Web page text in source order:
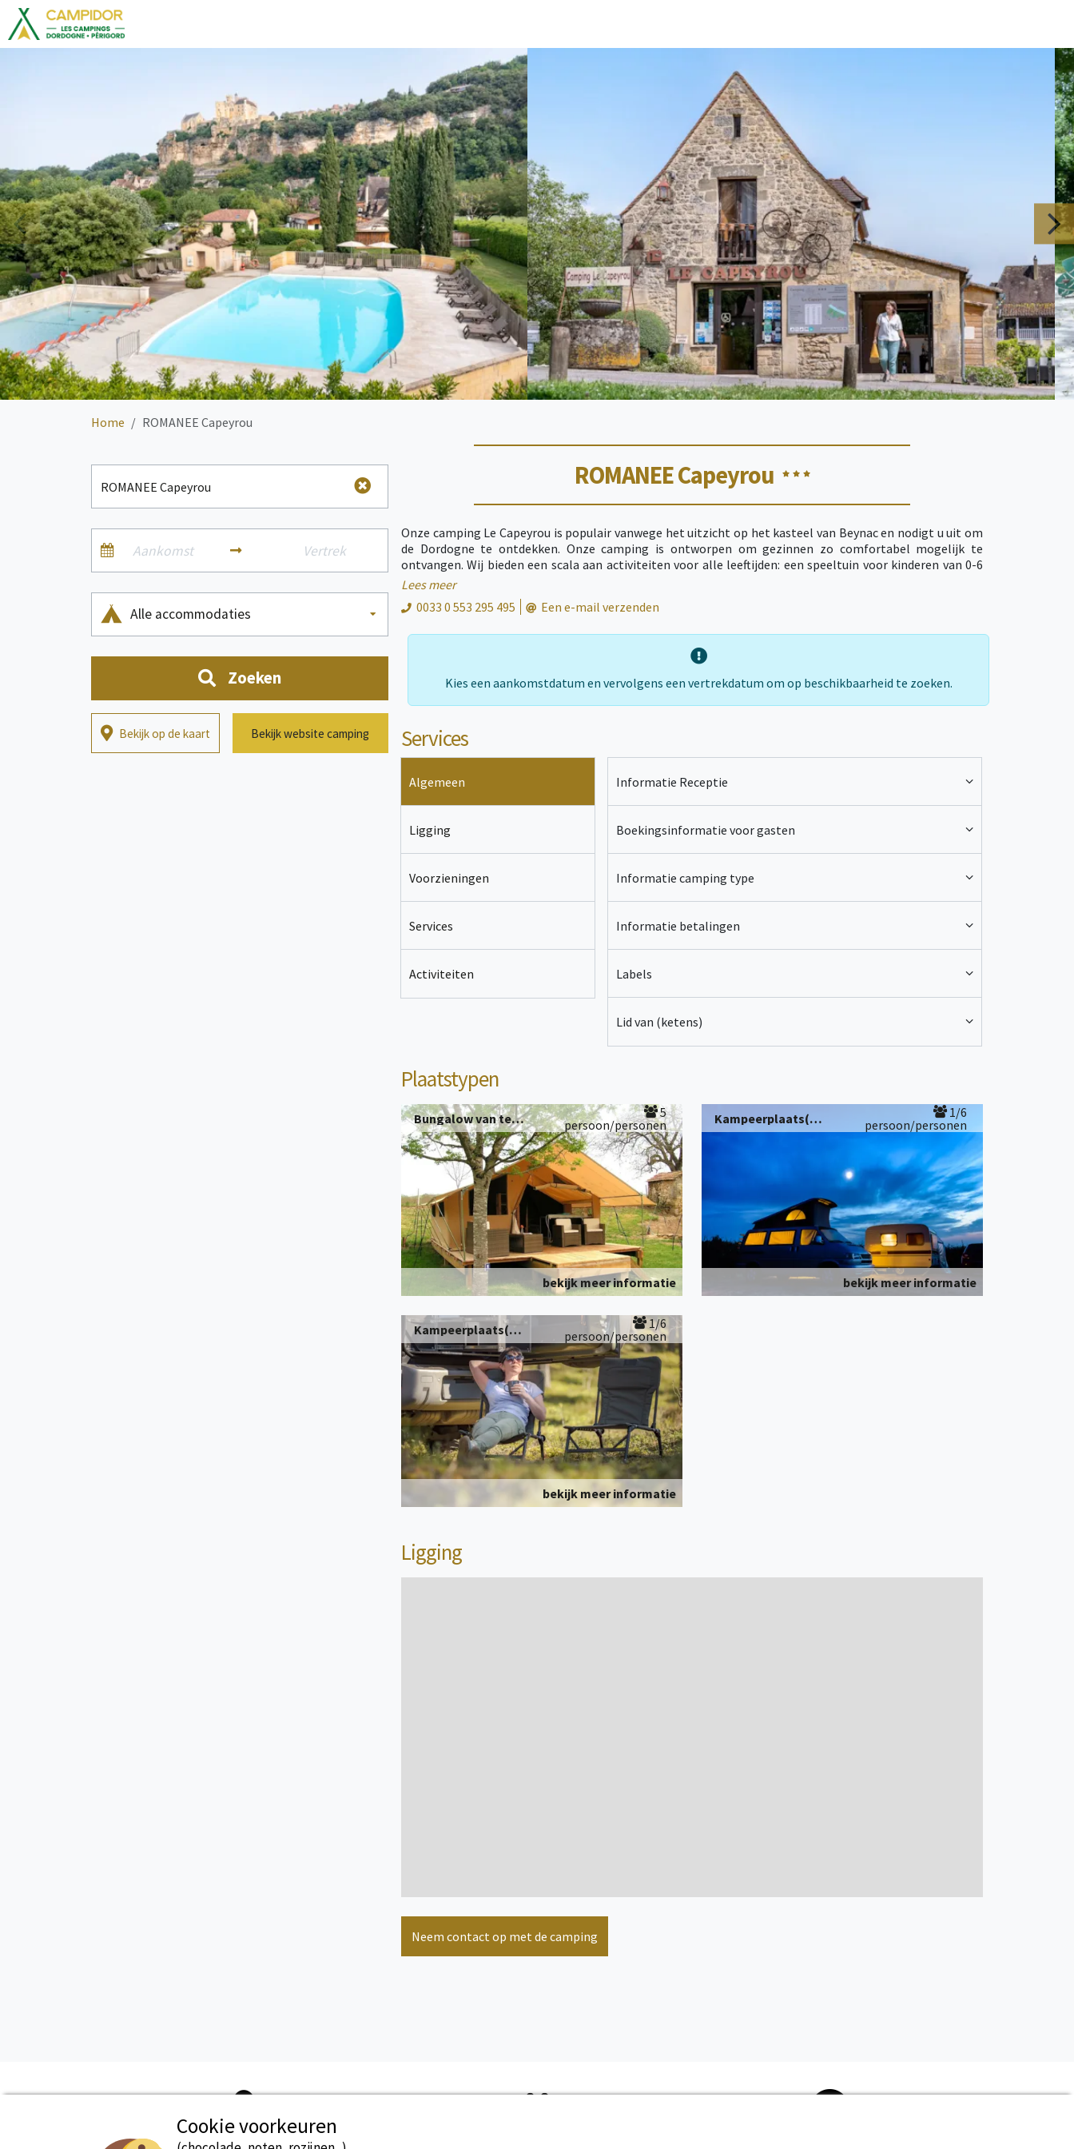
Home ROMANEE Capeyrou
Alle accommodaties
Zoeken
Bekijk op de kaart Bekijk website camping
ROMANEE Capeyrou
Onze camping Le Capeyrou is populair vanwege het uitzicht op het kasteel van Beynac en nodigt u uit om
de Dordogne te ontdekken. Onze camping is ontworpen om gezinnen zo comfortabel mogelijk te
ontvangen. Wij bieden een scala aan activiteiten voor alle leeftijden: een speeltuin voor kinderen van 0-6
jaar, een voetbalveld, volleybal voor oudere kinderen... De petanquebaan en tafeltennistafels zijn ideaal
voor het hele gezin. En laten we vooral ons prachtige zwembad niet vergeten, een genot voor jong en oud!
Kanoën, luchtballonvaren, klimmen en nog veel meer activiteiten zijn mogelijk in Capeyrou!
Lees meer
0033 0 553 295 495
Een e-mail verzenden
Kies een aankomstdatum en vervolgens een vertrekdatum om op beschikbaarheid te zoeken.
Services
Algemeen
Ligging
Voorzieningen
Services
Activiteiten
Informatie Receptie
Boekingsinformatie voor gasten
Informatie camping type
Informatie betalingen
Labels
Lid van (ketens)
Plaatstypen
Bungalow van tent en hout
5
persoon/personen
bekijk meer informatie
Kampeerplaats(en)
1/6
persoon/personen
bekijk meer informatie
Kampeerplaats(en)
1/6
persoon/personen
bekijk meer informatie
Ligging
Neem contact op met de camping
Cookie voorkeuren